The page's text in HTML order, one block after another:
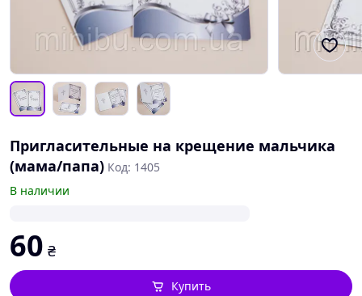
Пригласительные на крещение мальчика
(мама/папа) Код: 1405
В наличии
60 ₴
Купить